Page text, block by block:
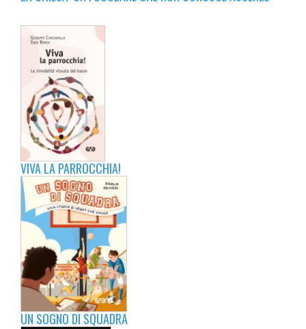
VIVA LA PARROCCHIA!
UN SOGNO DI SQUADRA